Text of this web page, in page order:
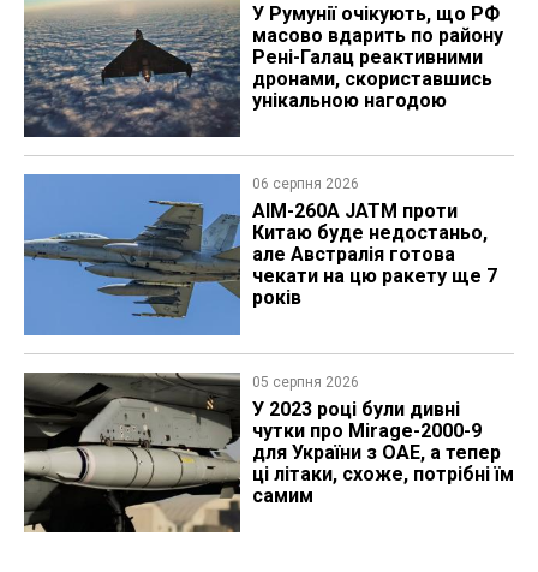
У Румунії очікують, що РФ
масово вдарить по району
Рені-Галац реактивними
дронами, скориставшись
унікальною нагодою
06 серпня 2026
AIM-260A JATM проти
Китаю буде недостаньо,
але Австралія готова
чекати на цю ракету ще 7
років
05 серпня 2026
У 2023 році були дивні
чутки про Mirage-2000-9
для України з ОАЕ, а тепер
ці літаки, схоже, потрібні їм
самим